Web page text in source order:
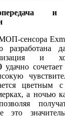
сенсора
разработана
и
удачно
цветным
а ночью
это